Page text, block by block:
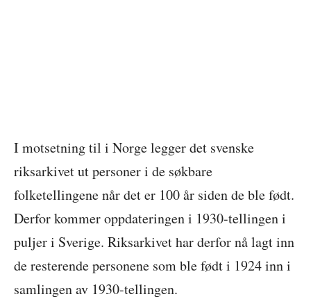
I motsetning til i Norge legger det svenske
riksarkivet ut personer i de søkbare
folketellingene når det er 100 år siden de ble født.
Derfor kommer oppdateringen i 1930-tellingen i
puljer i Sverige. Riksarkivet har derfor nå lagt inn
de resterende personene som ble født i 1924 inn i
samlingen av 1930-tellingen.